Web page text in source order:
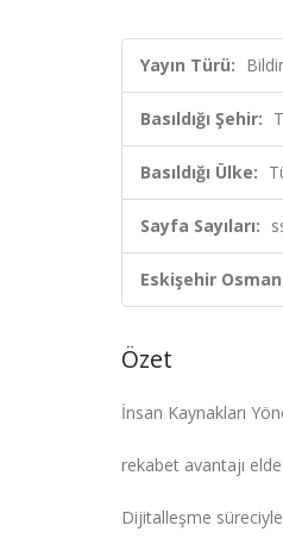
Yayın Türü:
Basıldığı Şehir:
Basıldığı Ülke:
Sayfa Sayıları:
Eskişehir
Özet
İnsan Kaynakları
rekabet avantajı
Dijitalleşme